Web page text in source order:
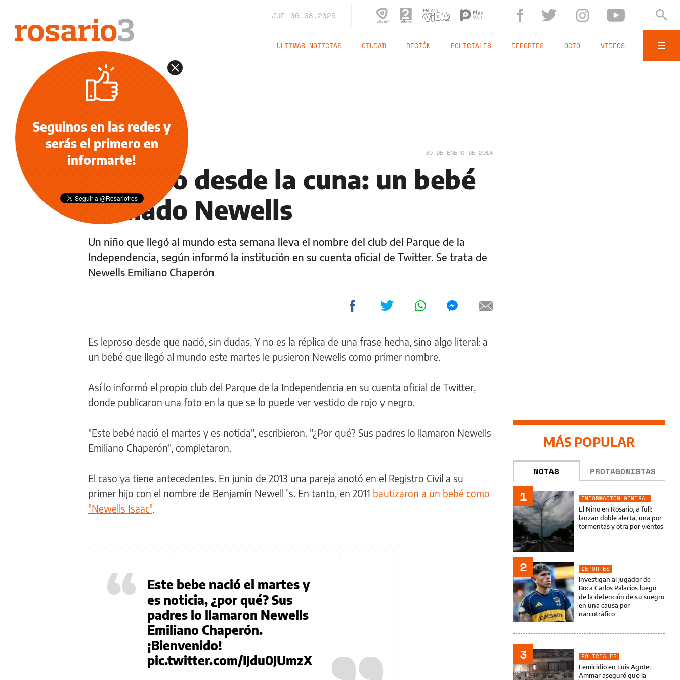
JUE 06.08.2026
ÚLTIMAS NOTICIAS CIUDAD REGIÓN POLICIALES DEPORTES OCIO VIDEOS
NOTICIAS 30 DE ENERO DE 2014
Leproso desde la cuna: un bebé
llamado Newells
Un niño que llegó al mundo esta semana lleva el nombre del club del Parque de la
Independencia, según informó la institución en su cuenta oficial de Twitter. Se trata de
Newells Emiliano Chaperón
Es leproso desde que nació, sin dudas. Y no es la réplica de una frase hecha, sino algo literal: a
un bebé que llegó al mundo este martes le pusieron Newells como primer nombre.
Así lo informó el propio club del Parque de la Independencia en su cuenta oficial de Twitter,
donde publicaron una foto en la que se lo puede ver vestido de rojo y negro.
"Este bebé nació el martes y es noticia", escribieron. "¿Por qué? Sus padres lo llamaron Newells
Emiliano Chaperón", completaron.
El caso ya tiene antecedentes. En junio de 2013 una pareja anotó en el Registro Civil a su
primer hijo con el nombre de Benjamín Newell´s. En tanto, en 2011 bautizaron a un bebé como
"Newells Isaac"
“
Este bebe nació el martes y
es noticia, ¿por qué? Sus
padres lo llamaron Newells
Emiliano Chaperón.
¡Bienvenido!
pic.twitter.com/IJdu0JUmzX
MÁS POPULAR
NOTAS PROTAGONISTAS
1
INFORMACIÓN GENERAL
El Niño en Rosario, a full:
lanzan doble alerta, una por
tormentas y otra por vientos
2
DEPORTES
Investigan al jugador de
Boca Carlos Palacios luego
de la detención de su suegro
en una causa por
narcotráfico
3
POLICIALES
Femicidio en Luis Agote:
Ammar aseguró que la
Seguinos en las redes y
serás el primero en
informarte!